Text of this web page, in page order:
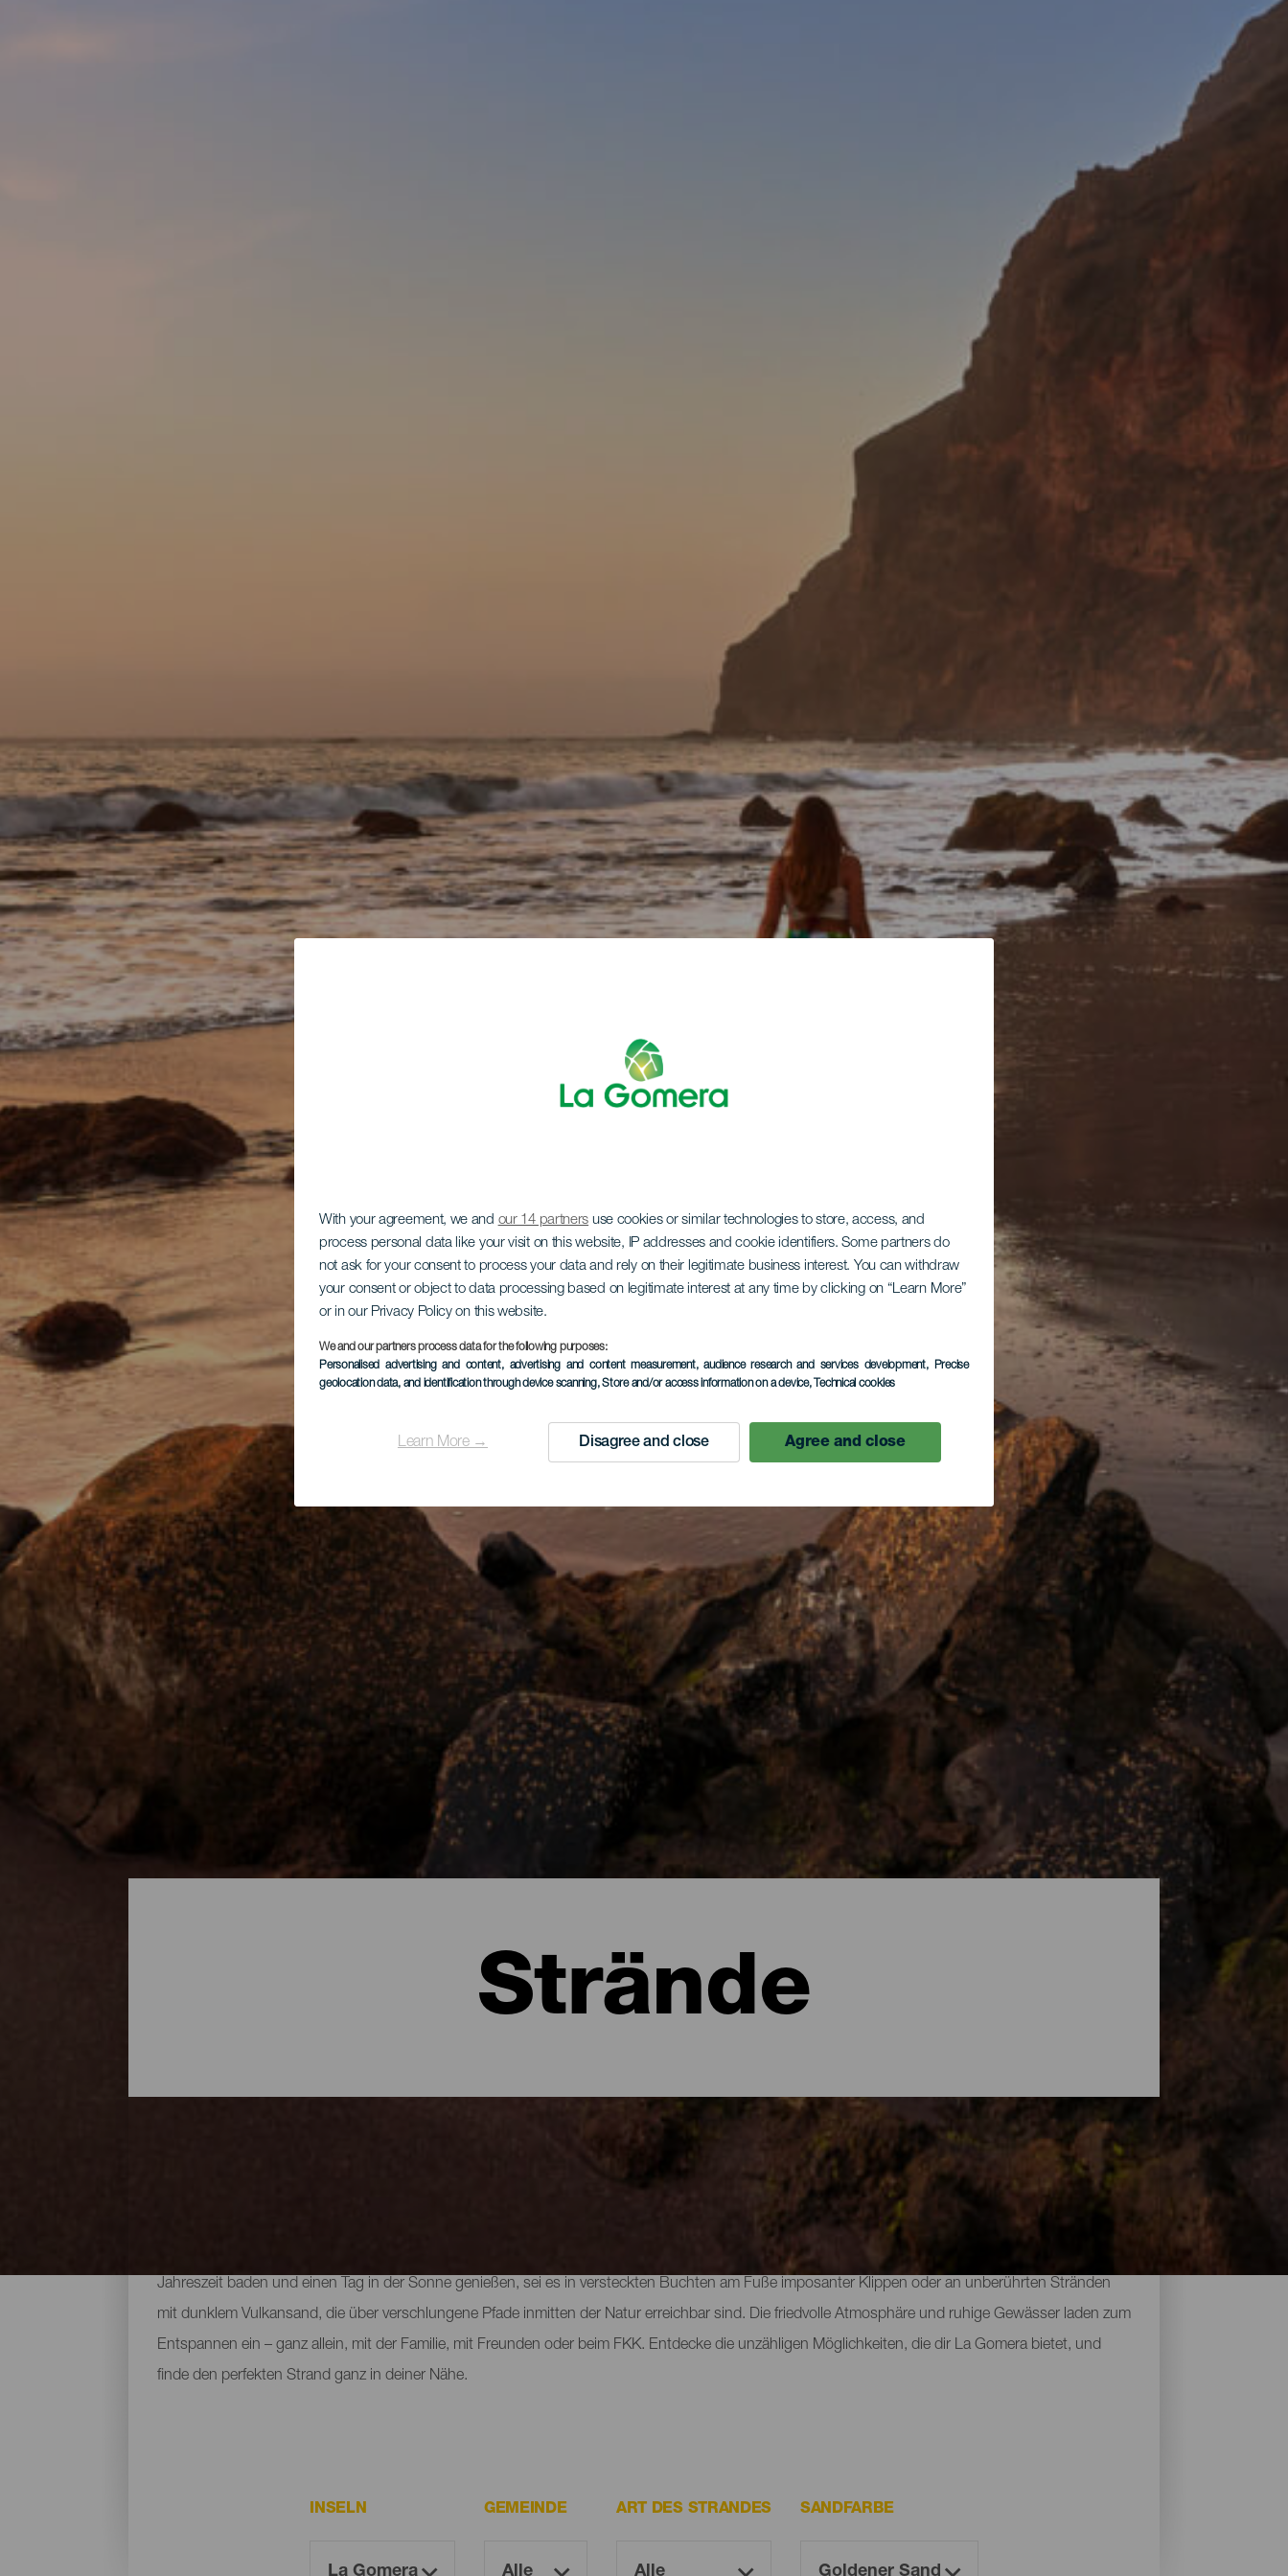
With your agreement, we and our 14 partners use cookies or similar technologies to store, access, and
process personal data like your visit on this website, IP addresses and cookie identifiers. Some partners do
not ask for your consent to process your data and rely on their legitimate business interest. You can withdraw
your consent or object to data processing based on legitimate interest at any time by clicking on “Learn More”
or in our Privacy Policy on this website.
We and our partners process data for the following purposes:
Personalised advertising and content, advertising and content measurement, audience research and services development, Precise
geolocation data, and identification through device scanning, Store and/or access information on a device, Technical cookies
Learn More → Disagree and close Agree and close
Strände
Die Strände von La Gomera gehören zweifellos zu den besonderen Highlights der Insel. Dank des hervorragenden Klimas kann man hier zu jeder
Jahreszeit baden und einen Tag in der Sonne genießen, sei es in versteckten Buchten am Fuße imposanter Klippen oder an unberührten Stränden
mit dunklem Vulkansand, die über verschlungene Pfade inmitten der Natur erreichbar sind. Die friedvolle Atmosphäre und ruhige Gewässer laden zum
Entspannen ein – ganz allein, mit der Familie, mit Freunden oder beim FKK. Entdecke die unzähligen Möglichkeiten, die dir La Gomera bietet, und
finde den perfekten Strand ganz in deiner Nähe.
INSELN GEMEINDE ART DES STRANDES SANDFARBE